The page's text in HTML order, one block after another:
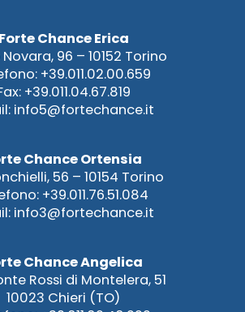
Forte Chance Erica
96 – 10152 Torino
+39.011.02.00.659
+39.011.04.67.819
info5@fortechance.it
Chance Ortensia
56 – 10154 Torino
+39.011.76.51.084
info3@fortechance.it
Chance Angelica
Rossi di Montelera, 51
10023 Chieri (TO)